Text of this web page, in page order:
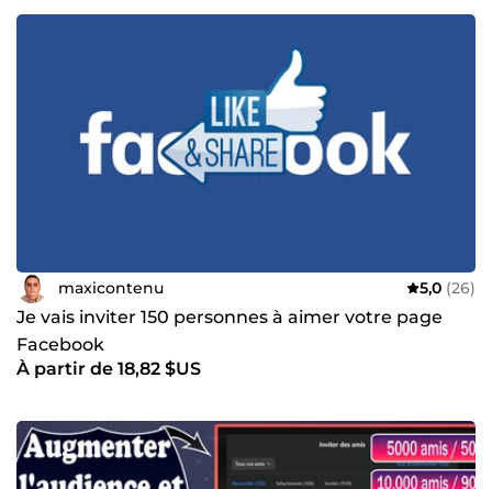
maxicontenu 5,0 (26)
Je vais inviter 150 personnes à aimer votre page
Facebook
À partir de 18,82 $US